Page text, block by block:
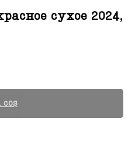
сухое 2024,
coș